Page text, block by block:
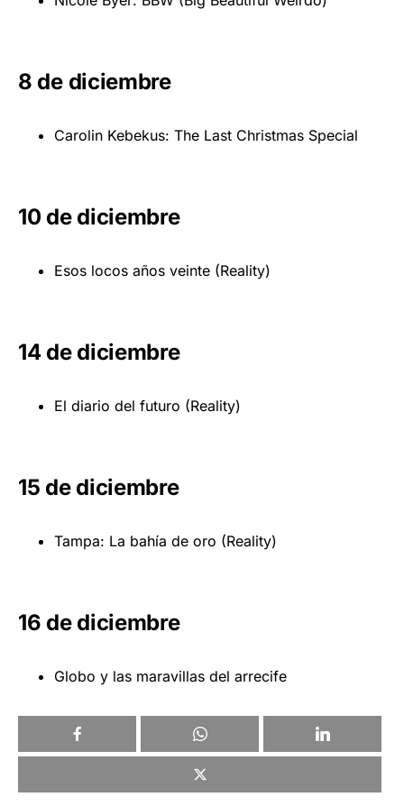
8 de diciembre
Carolin Kebekus: The Last Christmas Special
10 de diciembre
Esos locos años veinte (Reality)
14 de diciembre
El diario del futuro (Reality)
15 de diciembre
Tampa: La bahía de oro (Reality)
16 de diciembre
Globo y las maravillas del arrecife